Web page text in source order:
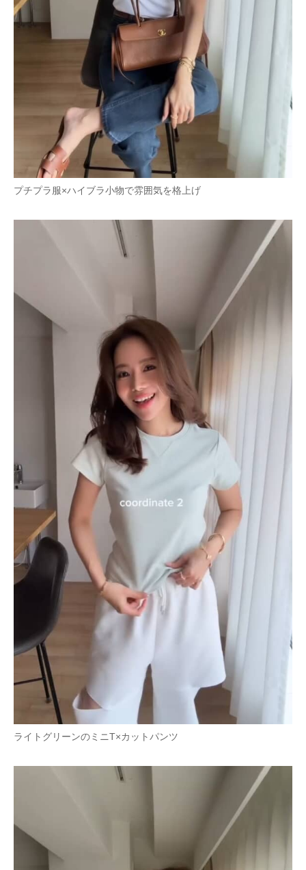
プチプラ服×ハイブラ小物で雰囲気を格上げ
ライトグリーンのミニT×カットパンツ